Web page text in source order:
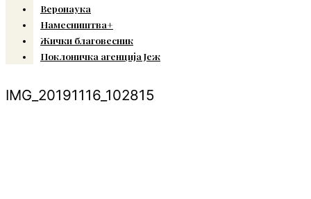
Веронаука
Намесништва+
Жички благовесник
Поклоничка агенција Јеж
IMG_20191116_102815